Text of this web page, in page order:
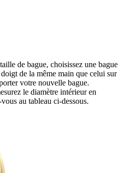
de bague, choisissez une bague
de la même main que celui sur
votre nouvelle bague.
le diamètre intérieur en
au tableau ci-dessous.